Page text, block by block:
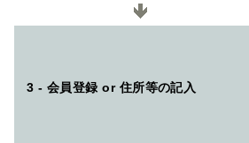
3 - 会員登録 or 住所等の記入